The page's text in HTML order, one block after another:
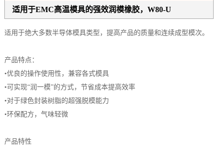
适用于EMC高温模具的强效润模橡胶，W80-U
适用于绝大多数半导体模具类型，提高产品的质量和连续成型模次。
产品特点：
•优良的操作使用性，兼容各式模具
•可实现“润一模”的方式，节省成本提高效率
•对于绿色封装树脂的超强脱模能力
•环保配方，气味轻微
产品特性